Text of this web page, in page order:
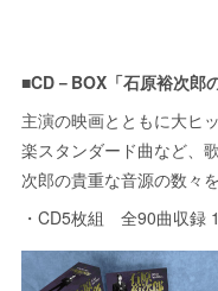
■CD－BOX「石原裕次郎
主演の映画とともに大ヒ
楽スタンダード曲など、
次郎の貴重な音源の数々を
・CD5枚組 全90曲収録